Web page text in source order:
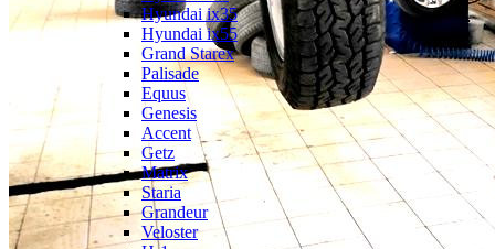
Hyundai ix35
Hyundai ix55
Grand Starex
Palisade
Equus
Genesis
Accent
Getz
Matrix
Staria
Grandeur
Veloster